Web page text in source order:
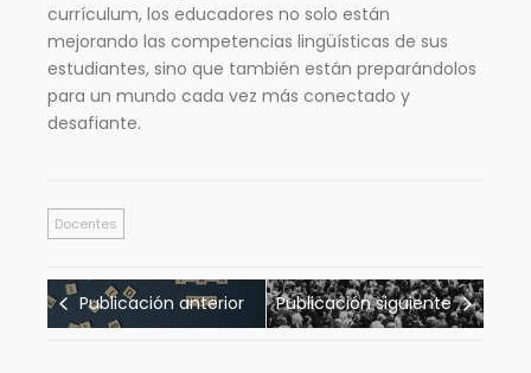
currículum, los educadores no solo están
mejorando las competencias lingüísticas de sus
estudiantes, sino que también están preparándolos
para un mundo cada vez más conectado y
desafiante.
Docentes
Publicación anterior Publicación siguiente